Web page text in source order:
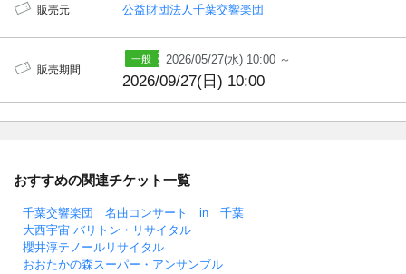
販売元 公益財団法人千葉交響楽団
販売期間
2026/05/27(水) 10:00 ～
2026/09/27(日) 10:00
おすすめの関連チケット一覧
千葉交響楽団 名曲コンサート in 千葉
大西宇宙 バリトン・リサイタル
櫻井淳テノールリサイタル
おおたかの森スーパー・アンサンブル